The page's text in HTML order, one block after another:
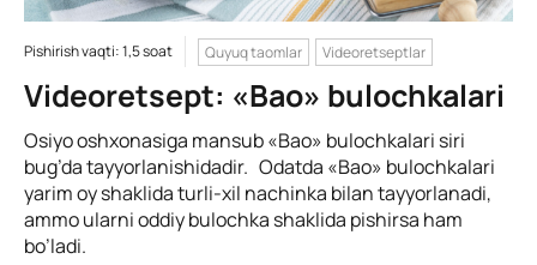
Pishirish vaqti: 1,5 soat Quyuq taomlar Videoretseptlar
Videoretsept: «Bao» bulochkalari
Osiyo oshxonasiga mansub «Bao» bulochkalari siri
bug’da tayyorlanishidadir. Odatda «Bao» bulochkalari
yarim oy shaklida turli-xil nachinka bilan tayyorlanadi,
ammo ularni oddiy bulochka shaklida pishirsa ham
bo’ladi.